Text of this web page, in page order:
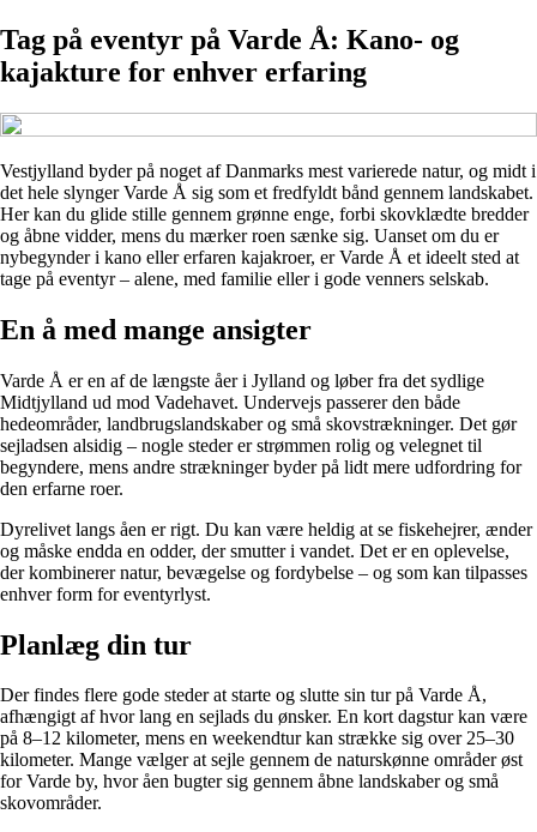
Tag på eventyr på Varde Å: Kano- og
kajakture for enhver erfaring
Vestjylland byder på noget af Danmarks mest varierede natur, og midt i
det hele slynger Varde Å sig som et fredfyldt bånd gennem landskabet.
Her kan du glide stille gennem grønne enge, forbi skovklædte bredder
og åbne vidder, mens du mærker roen sænke sig. Uanset om du er
nybegynder i kano eller erfaren kajakroer, er Varde Å et ideelt sted at
tage på eventyr – alene, med familie eller i gode venners selskab.
En å med mange ansigter
Varde Å er en af de længste åer i Jylland og løber fra det sydlige
Midtjylland ud mod Vadehavet. Undervejs passerer den både
hedeområder, landbrugslandskaber og små skovstrækninger. Det gør
sejladsen alsidig – nogle steder er strømmen rolig og velegnet til
begyndere, mens andre strækninger byder på lidt mere udfordring for
den erfarne roer.
Dyrelivet langs åen er rigt. Du kan være heldig at se fiskehejrer, ænder
og måske endda en odder, der smutter i vandet. Det er en oplevelse,
der kombinerer natur, bevægelse og fordybelse – og som kan tilpasses
enhver form for eventyrlyst.
Planlæg din tur
Der findes flere gode steder at starte og slutte sin tur på Varde Å,
afhængigt af hvor lang en sejlads du ønsker. En kort dagstur kan være
på 8–12 kilometer, mens en weekendtur kan strække sig over 25–30
kilometer. Mange vælger at sejle gennem de naturskønne områder øst
for Varde by, hvor åen bugter sig gennem åbne landskaber og små
skovområder.